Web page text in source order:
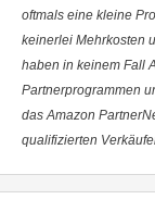
oftmals eine kleine
keinerlei Mehrkosten
haben in keinem Fall
Partnerprogrammen
das Amazon
qualifizierten